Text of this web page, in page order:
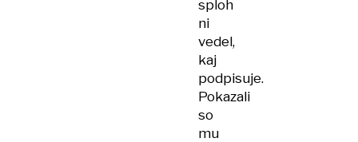
sploh
ni
vedel,
kaj
podpisuje.
Pokazali
so
mu